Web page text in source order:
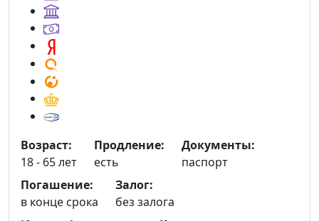
Возраст:
18 - 65 лет
Продление:
есть
Документы:
паспорт
Погашение:
в конце срока
Залог:
без залога